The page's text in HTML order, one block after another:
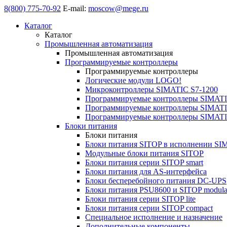
8(800) 775-70-92 E-mail: moscow@mege.ru
Каталог
Каталог
Промышленная автоматизация
Промышленная автоматизация
Программируемые контроллеры
Программируемые контроллеры
Логические модули LOGO!
Микроконтроллеры SIMATIC S7-1200
Программируемые контроллеры
Программируемые контроллеры
Программируемые контроллеры
Блоки питания
Блоки питания
Блоки питания SITOP в исполнении
Модульные блоки питания SITOP
Блоки питания серии SITOP smart
Блоки питания для AS-интерфейса
Блоки бесперебойного питания DC-UPS
Блоки питания PSU8600 и SITOP
Блоки питания серии SITOP lite
Блоки питания серии SITOP compact
Специальное исполнение и назначение